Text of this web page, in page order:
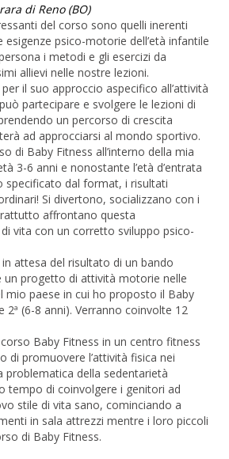
di Reno (BO)
del corso sono quelli inerenti
esigenze psico-motorie dell’età infantile
i metodi e gli esercizi da
allievi nelle nostre lezioni.
il suo approccio aspecifico all’attività
partecipare e svolgere le lezioni di
un percorso di crescita
ad approcciarsi al mondo sportivo.
di Baby Fitness all’interno della mia
3-6 anni e nonostante l’età d’entrata
specificato dal format, i risultati
Si divertono, socializzano con i
affrontano questa
vita con un corretto sviluppo psico-
attesa del risultato di un bando
un progetto di attività motorie nelle
mio paese in cui ho proposto il Baby
2ª (6-8 anni). Verranno coinvolte 12
Baby Fitness in un centro fitness
di promuovere l’attività fisica nei
problematica della sedentarietà
tempo di coinvolgere i genitori ad
stile di vita sano, cominciando a
in sala attrezzi mentre i loro piccoli
di Baby Fitness.